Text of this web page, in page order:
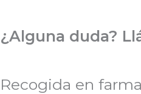
al
¿Alguna duda?
Recogida en